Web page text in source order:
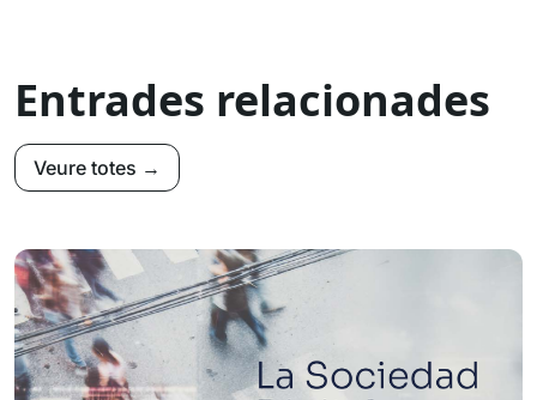
Entrades relacionades
Veure totes →